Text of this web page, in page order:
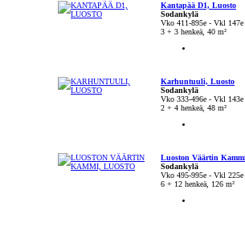
Kantapää D1, Luosto
Sodankylä
Vko 411-895e - Vkl 147e
3 + 3 henkeä, 40 m²
Karhuntuuli, Luosto
Sodankylä
Vko 333-496e - Vkl 143e
2 + 4 henkeä, 48 m²
Luoston Väärtin
Sodankylä
Vko 495-995e - Vkl 225e
6 + 12 henkeä, 126 m²